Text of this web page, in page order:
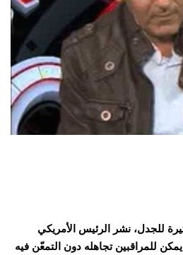
للجدل، نشر الرئيس الأمريكي
يمكن للمراقبين تجاهله دون التمعّن فيه